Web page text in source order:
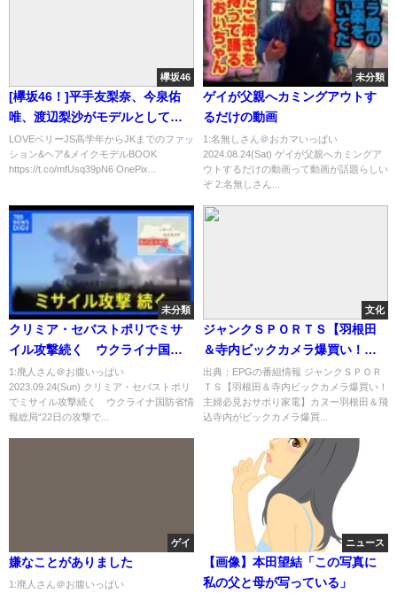
欅坂46
[欅坂46！]平手友梨奈、今泉佑
唯、渡辺梨沙がモデルとして復
刻版「Love Berry」に登場！ 12
月25日発売（画像あり）
LOVEベリーJS高学年からJKまでのファッ
ション&ヘア&メイクモデルBOOK
https://t.co/mfUsq39pN6 OnePix...
未分類
ゲイが父親へカミングアウトす
るだけの動画
1:名無しさん＠おカマいっぱい
2024.08.24(Sat) ゲイが父親へカミングア
ウトするだけの動画って動画が話題らしい
ぞ 2:名無しさん...
未分類
クリミア・セバストポリでミサ
イル攻撃続く ウクライナ国防
省情報総局“22日の攻撃で9人死
亡”｜TBS NEWS DIG
1:廃人さん＠お腹いっぱい
2023.09.24(Sun) クリミア・セバストポリ
でミサイル攻撃続く ウクライナ国防省情
報総局“22日の攻撃で...
文化
ジャンクＳＰＯＲＴＳ【羽根田
＆寺内ビックカメラ爆買い！主
婦必見おサボり家電】[字][デ]…
の番組内容解析まとめ
出典：EPGの番組情報 ジャンクＳＰＯＲ
ＴＳ【羽根田＆寺内ビックカメラ爆買い！
主婦必見おサボり家電】カヌー羽根田＆飛
込寺内がビックカメラ爆買...
ゲイ
嫌なことがありました
1:廃人さん＠お腹いっぱい
ニュース
【画像】本田望結「この写真に
私の父と母が写っている」